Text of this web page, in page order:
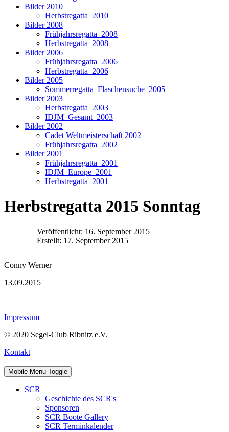
Bilder 2010
Herbstregatta_2010
Bilder 2008
Frühjahrsregatta_2008
Herbstregatta_2008
Bilder 2006
Frühjahrsregatta_2006
Herbstregatta_2006
Bilder 2005
Sommerregatta_Flaschensuche_2005
Bilder 2003
Herbstregatta_2003
IDJM_Gesamt_2003
Bilder 2002
Cadet Weltmeisterschaft 2002
Frühjahrsregatta_2002
Bilder 2001
Frühjahrsregatta_2001
IDJM_Europe_2001
Herbstregatta_2001
Herbstregatta 2015 Sonntag
Veröffentlicht: 16. September 2015
Erstellt: 17. September 2015
Conny Werner
13.09.2015
Impressum
© 2020 Segel-Club Ribnitz e.V.
Kontakt
Mobile Menu Toggle
SCR
Geschichte des SCR's
Sponsoren
SCR Boote Gallery
SCR Terminkalender